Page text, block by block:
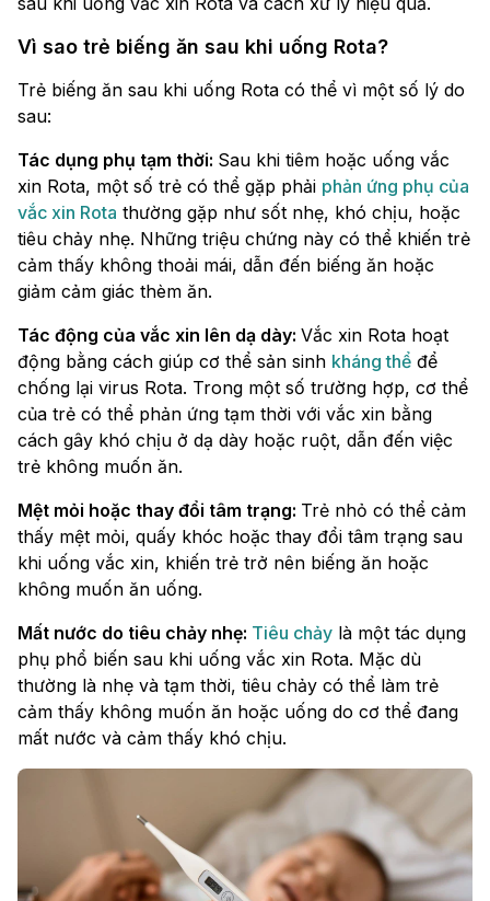
Vì sao trẻ biếng ăn sau khi uống Rota?
Trẻ biếng ăn sau khi uống Rota có thể vì một số lý do
sau:
Tác dụng phụ tạm thời: Sau khi tiêm hoặc uống vắc
xin Rota, một số trẻ có thể gặp phải phản ứng phụ của
vắc xin Rota thường gặp như sốt nhẹ, khó chịu, hoặc
tiêu chảy nhẹ. Những triệu chứng này có thể khiến trẻ
cảm thấy không thoải mái, dẫn đến biếng ăn hoặc
giảm cảm giác thèm ăn.
Tác động của vắc xin lên dạ dày: Vắc xin Rota hoạt
động bằng cách giúp cơ thể sản sinh kháng thể để
chống lại virus Rota. Trong một số trường hợp, cơ thể
của trẻ có thể phản ứng tạm thời với vắc xin bằng
cách gây khó chịu ở dạ dày hoặc ruột, dẫn đến việc
trẻ không muốn ăn.
Mệt mỏi hoặc thay đổi tâm trạng: Trẻ nhỏ có thể cảm
thấy mệt mỏi, quấy khóc hoặc thay đổi tâm trạng sau
khi uống vắc xin, khiến trẻ trở nên biếng ăn hoặc
không muốn ăn uống.
Mất nước do tiêu chảy nhẹ: Tiêu chảy là một tác dụng
phụ phổ biến sau khi uống vắc xin Rota. Mặc dù
thường là nhẹ và tạm thời, tiêu chảy có thể làm trẻ
cảm thấy không muốn ăn hoặc uống do cơ thể đang
mất nước và cảm thấy khó chịu.